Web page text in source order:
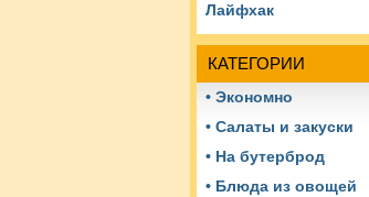
Лайфхак
КАТЕГОРИИ
• Экономно
• Салаты и закуски
• На бутерброд
• Блюда из овощей